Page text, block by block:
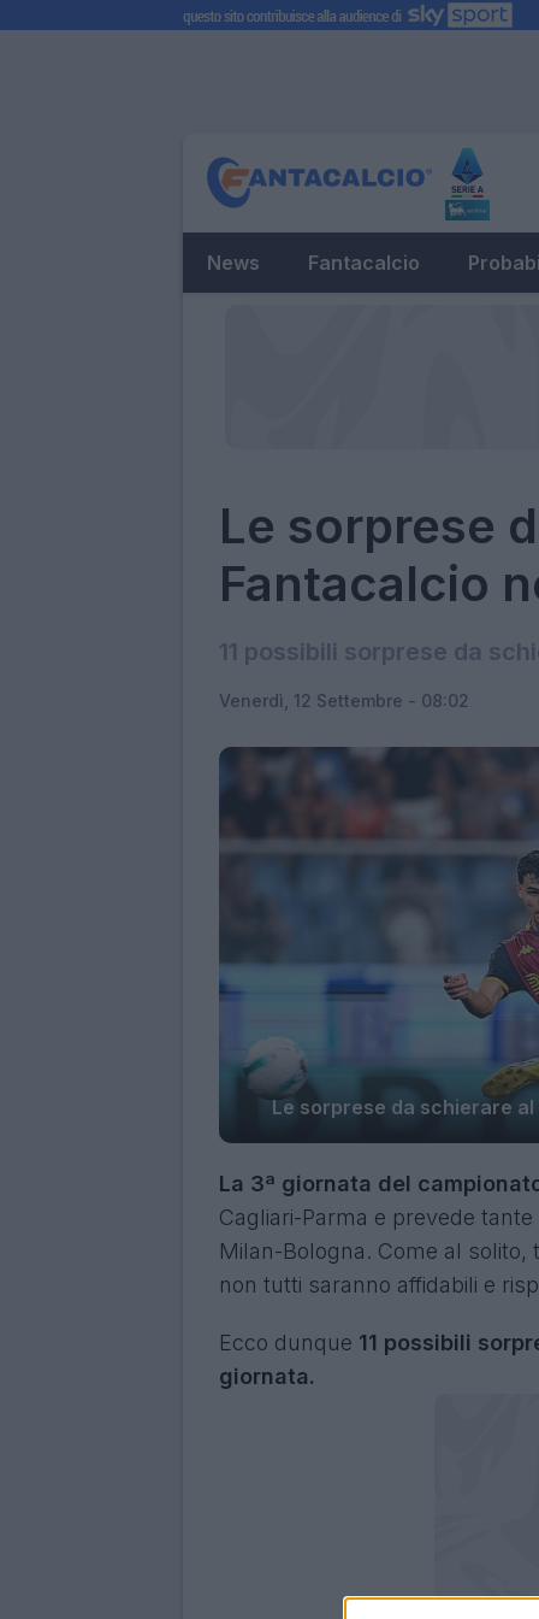
News Fantacalcio
Le sorprese
Fantacalcio
11 possibili sorprese da
Venerdì, 12 Settembre - 08:02
Le sorprese da schierare
La 3ª giornata del
Cagliari-Parma e prevede
Milan-Bologna. Come al
non tutti saranno affidabili e
Ecco dunque 11 possibili
giornata.